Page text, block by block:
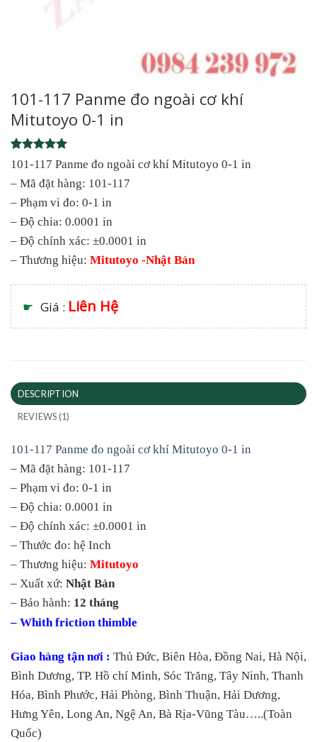
101-117 Panme đo ngoài cơ khí
Mitutoyo 0-1 in
Rated5
out of 5
based on
1
rating
101-117 Panme đo ngoài cơ khí Mitutoyo 0-1 in
– Mã đặt hàng: 101-117
– Phạm vi đo: 0-1 in
– Độ chia: 0.0001 in
– Độ chính xác: ±0.0001 in
– Thương hiệu: Mitutoyo -Nhật Bản
☛ Giá : Liên Hệ
DESCRIPTION
REVIEWS (1)
101-117 Panme đo ngoài cơ khí Mitutoyo 0-1 in
– Mã đặt hàng: 101-117
– Phạm vi đo: 0-1 in
– Độ chia: 0.0001 in
– Độ chính xác: ±0.0001 in
– Thước đo: hệ Inch
– Thương hiệu: Mitutoyo
– Xuất xứ: Nhật Bản
– Bảo hành: 12 tháng
– Whith friction thimble
Giao hàng tận nơi : Thủ Đức, Biên Hòa, Đồng Nai, Hà Nội,
Bình Dương, TP. Hồ chí Minh, Sóc Trăng, Tây Ninh, Thanh
Hóa, Bình Phước, Hải Phòng, Bình Thuận, Hải Dương,
Hưng Yên, Long An, Ngệ An, Bà Rịa-Vũng Tàu…..(Toàn
Quốc)